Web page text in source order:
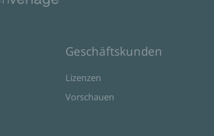
Geschäftskunden
Lizenzen
Vorschauen